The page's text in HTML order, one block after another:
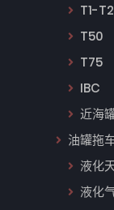
T1-
T50
T75
IBC
近海
油罐拖
液化
液化